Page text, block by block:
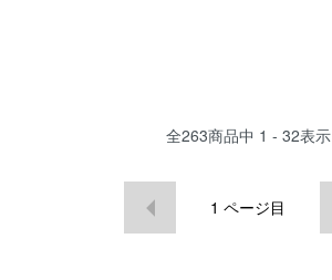
全263商品中 1 - 32表示
1 ページ目